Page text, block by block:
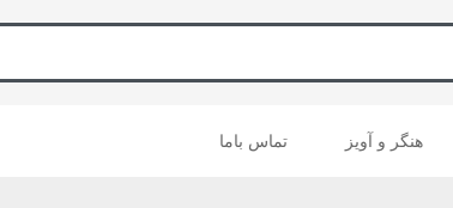
هنگر و آویز تماس باما